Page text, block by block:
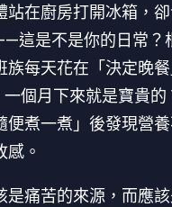
站在廚房打開冰箱，
這是不是你的日常？
族每天花在「決定晚
個月下來就是寶貴的
便煮一煮」後發現營
。
是痛苦的來源，而應